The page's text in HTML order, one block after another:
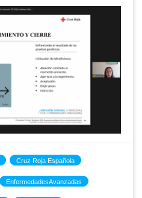
Cruz Roja Española
EnfermedadesAvanzadas